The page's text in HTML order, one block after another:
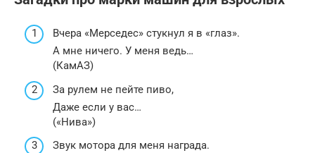
Вчера «Мерседес» стукнул я в «глаз».
А мне ничего. У меня ведь…
(КамАЗ)
За рулем не пейте пиво,
Даже если у вас…
(«Нива»)
Звук мотора для меня награда.